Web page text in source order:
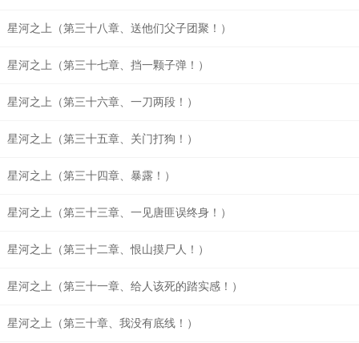
星河之上（第三十八章、送他们父子团聚！）
星河之上（第三十七章、挡一颗子弹！）
星河之上（第三十六章、一刀两段！）
星河之上（第三十五章、关门打狗！）
星河之上（第三十四章、暴露！）
星河之上（第三十三章、一见唐匪误终身！）
星河之上（第三十二章、恨山摸尸人！）
星河之上（第三十一章、给人该死的踏实感！）
星河之上（第三十章、我没有底线！）